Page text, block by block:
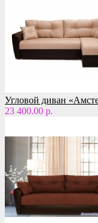
Угловой диван
23 400.00 р.